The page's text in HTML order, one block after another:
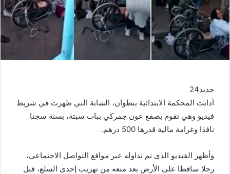
جديد24
أدانت المحكمة الابتدائية بتطوان، الشابة التي ظهرت في شريط
فيديو وهي تقوم بصفع عون جمركي بباب سبتة، بسنة سجنا
نافذا وغرامة مالية قدرها 500 درهم.
وأظهر الفيديو الذي تم تداوله عبر مواقع التواصل الاجتماعي،
رجلا ساقطا على الأرض بعد منعه من تهريب إحدى السلع، قبل